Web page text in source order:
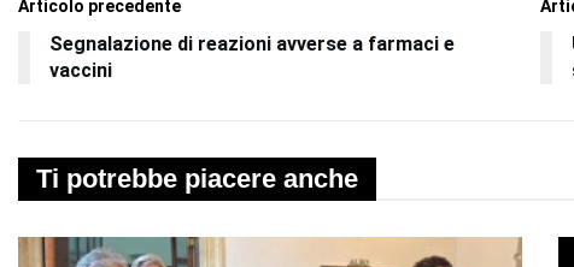
Articolo precedente
Segnalazione di reazioni avverse a farmaci e
vaccini
Ti potrebbe piacere anche